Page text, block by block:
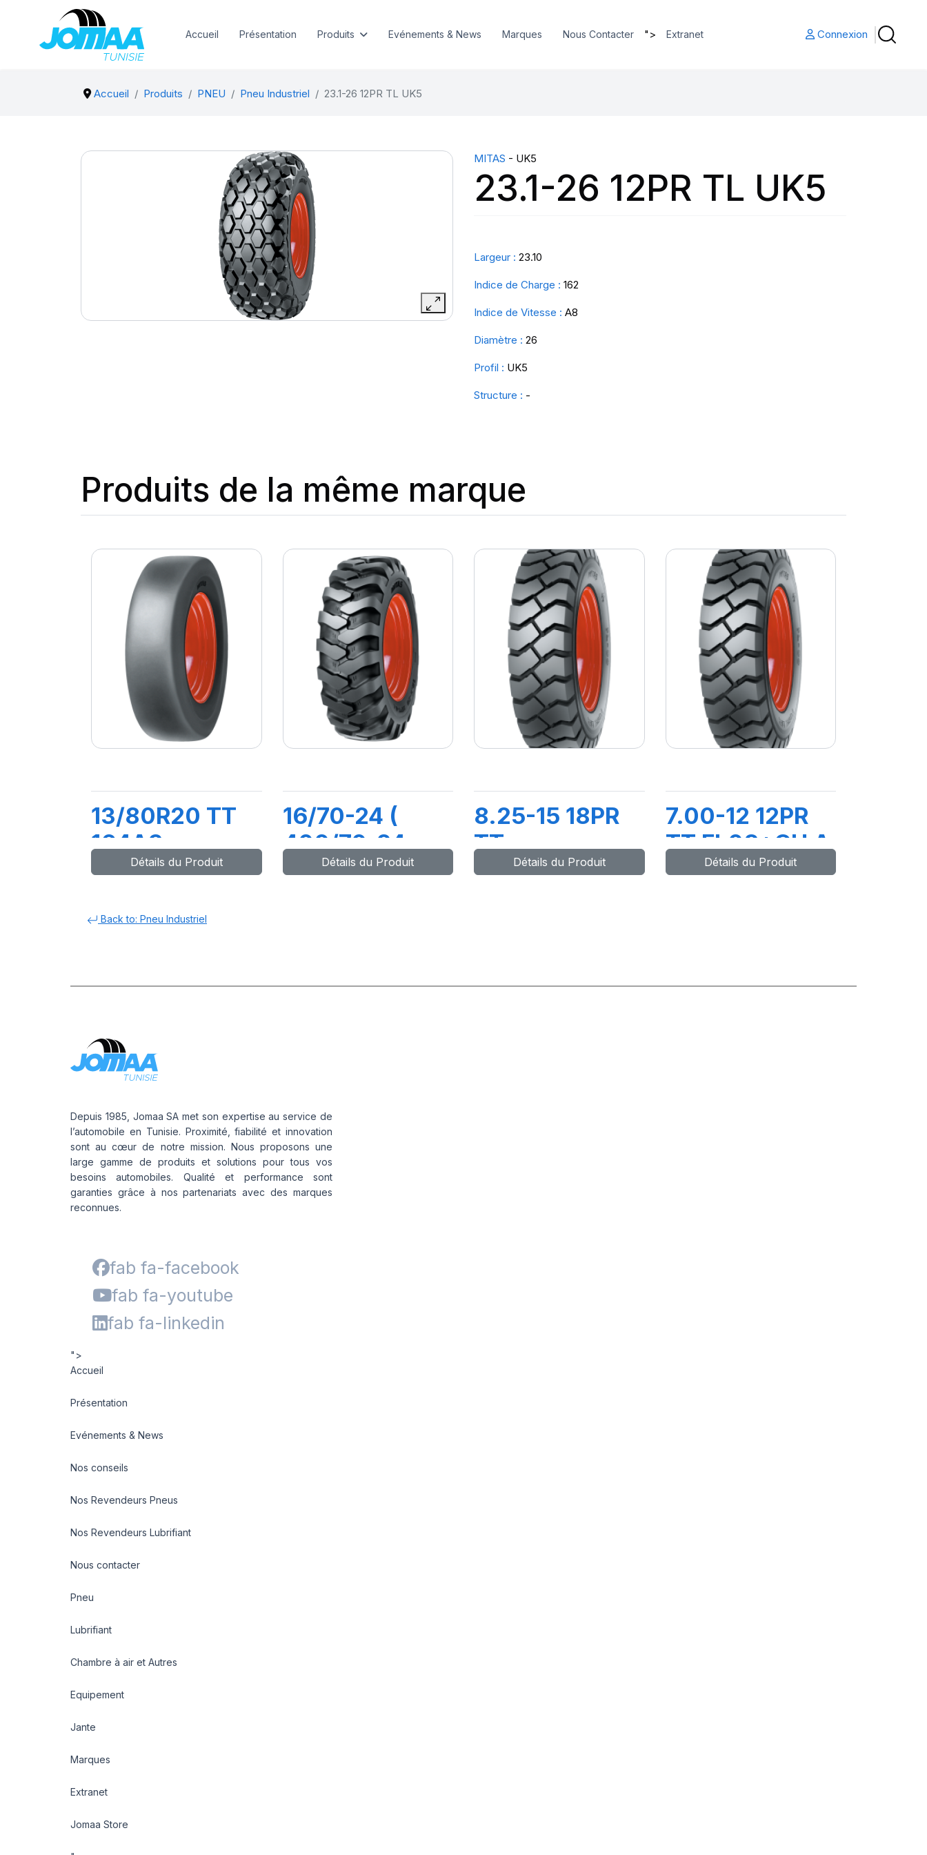
Accueil Présentation Produits Evénements & News Marques Nous Contacter "> Extranet Connexion
Accueil Produits PNEU Pneu Industriel 23.1-26 12PR TL UK5
MITAS - UK5
23.1-26 12PR TL UK5
Largeur : 23.10
Indice de Charge : 162
Indice de Vitesse : A8
Diamètre : 26
Profil : UK5
Structure : -
Produits de la même marque
13/80R20 TT
164A3
COMPACTOR
Détails du Produit
16/70-24 (
400/70-24
)14PR TL
Détails du Produit
8.25-15 18PR
TT
FL08+FLAP+CH
Détails du Produit
7.00-12 12PR
TT FL08+CH A
AIR + FLAP
Détails du Produit
Back to: Pneu Industriel
Depuis 1985, Jomaa SA met son expertise au service de
l’automobile en Tunisie. Proximité, fiabilité et innovation
sont au cœur de notre mission. Nous proposons une
large gamme de produits et solutions pour tous vos
besoins automobiles. Qualité et performance sont
garanties grâce à nos partenariats avec des marques
reconnues.
fab fa-facebook
fab fa-youtube
fab fa-linkedin
">
Accueil
Présentation
Evénements & News
Nos conseils
Nos Revendeurs Pneus
Nos Revendeurs Lubrifiant
Nous contacter
Pneu
Lubrifiant
Chambre à air et Autres
Equipement
Jante
Marques
Extranet
Jomaa Store